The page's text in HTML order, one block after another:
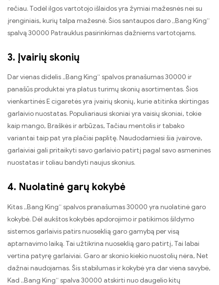
rečiau. Todėl ilgos vartotojo išlaidos yra žymiai mažesnės nei su
įrenginiais, kurių talpa mažesnė. Šios santaupos daro „Bang King“
spalvą 30000 Patrauklus pasirinkimas dažniems vartotojams.
3. Įvairių skonių
Dar vienas didelis „Bang King“ spalvos pranašumas 30000 ir
panašūs produktai yra platus turimų skonių asortimentas. Šios
vienkartinės E cigaretės yra įvairių skonių, kurie atitinka skirtingas
garlaivio nuostatas. Populiariausi skoniai yra vaisių skoniai, tokie
kaip mango, Braškės ir arbūzas, Tačiau mentolis ir tabako
variantai taip pat yra plačiai paplitę. Naudodamiesi šia įvairove,
garlaiviai gali pritaikyti savo garlaivio patirtį pagal savo asmenines
nuostatas ir toliau bandyti naujus skonius.
4. Nuolatinė garų kokybė
Kitas „Bang King“ spalvos pranašumas 30000 yra nuolatinė garo
kokybė. Dėl aukštos kokybės apdorojimo ir patikimos šildymo
sistemos garlaivis patirs nuoseklią garo gamybą per visą
aptarnavimo laiką. Tai užtikrina nuoseklią garo patirtį, Tai labai
vertina patyrę garlaiviai. Garo ar skonio kiekio nuostolių nėra, Net
dažnai naudojamas. Šis stabilumas ir kokybė yra dar viena savybė,
Kad „Bang King“ spalva 30000 atskirti nuo daugelio kitų